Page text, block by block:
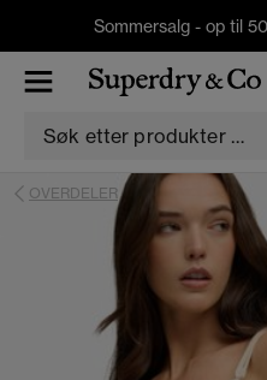
Sommersalg - op til
OVERDELER